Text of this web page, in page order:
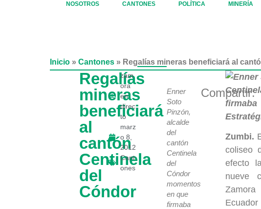
NOSOTROS CANTONES POLÍTICA MINERÍA
Inicio » Cantones » Regalías mineras beneficiará al
Regalías
mineras
beneficiará
al
cantón
Centinela
del
Cóndor
zam
ora
en
direc
to
marz
o 8,
2012
Cant
ones
Enner
Soto
Pinzón,
alcalde
del
cantón
Centinela
del
Cóndor
momentos
en que
firmaba
Compartir:
Zumbi.
coliseo
efecto
nueve
Zamora